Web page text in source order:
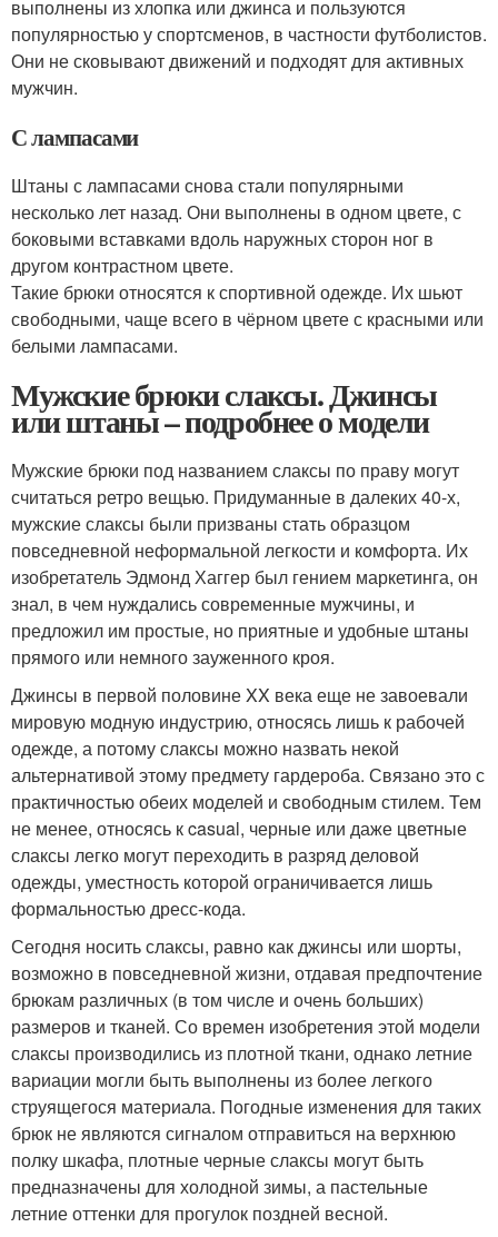
выполнены из хлопка или джинса и пользуются
популярностью у спортсменов, в частности футболистов.
Они не сковывают движений и подходят для активных
мужчин.
С лампасами
Штаны с лампасами снова стали популярными
несколько лет назад. Они выполнены в одном цвете, с
боковыми вставками вдоль наружных сторон ног в
другом контрастном цвете.
Такие брюки относятся к спортивной одежде. Их шьют
свободными, чаще всего в чёрном цвете с красными или
белыми лампасами.
Мужские брюки слаксы. Джинсы
или штаны – подробнее о модели
Мужские брюки под названием слаксы по праву могут
считаться ретро вещью. Придуманные в далеких 40-х,
мужские слаксы были призваны стать образцом
повседневной неформальной легкости и комфорта. Их
изобретатель Эдмонд Хаггер был гением маркетинга, он
знал, в чем нуждались современные мужчины, и
предложил им простые, но приятные и удобные штаны
прямого или немного зауженного кроя.
Джинсы в первой половине XX века еще не завоевали
мировую модную индустрию, относясь лишь к рабочей
одежде, а потому слаксы можно назвать некой
альтернативой этому предмету гардероба. Связано это с
практичностью обеих моделей и свободным стилем. Тем
не менее, относясь к casual, черные или даже цветные
слаксы легко могут переходить в разряд деловой
одежды, уместность которой ограничивается лишь
формальностью дресс-кода.
Сегодня носить слаксы, равно как джинсы или шорты,
возможно в повседневной жизни, отдавая предпочтение
брюкам различных (в том числе и очень больших)
размеров и тканей. Со времен изобретения этой модели
слаксы производились из плотной ткани, однако летние
вариации могли быть выполнены из более легкого
струящегося материала. Погодные изменения для таких
брюк не являются сигналом отправиться на верхнюю
полку шкафа, плотные черные слаксы могут быть
предназначены для холодной зимы, а пастельные
летние оттенки для прогулок поздней весной.